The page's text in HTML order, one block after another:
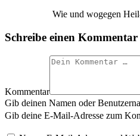
Wie und wogegen
Schreibe einen Kommentar
Kommentar
Gib deinen Namen oder
Gib deine E-Mail-Adresse zum